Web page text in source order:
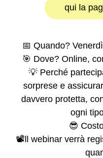
qui la
📅 Quando?
🎯 Dove? Online,
💡 Perché
sorprese e
davvero protetta,
ogni
😎
📽️ll webinar verrà